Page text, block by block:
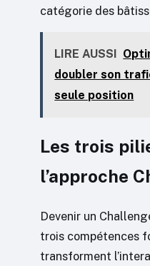
catégorie des
LIRE AUSSI
doubler son
seule position
Les trois
l’approche
Devenir un
trois compétences
transforment